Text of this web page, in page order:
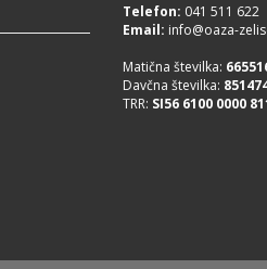
Telefon: 041 511 622
Email: info@oaza-
Matična številka:
Davčna številka:
TRR: SI56 6100 0000